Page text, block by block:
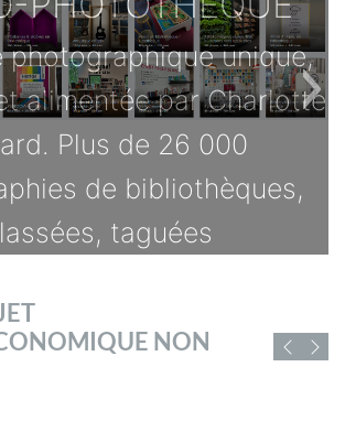
photographique unique,
alimentée par Charlotte
Plus de 26 000
de bibliothèques,
taguées
ET RAPPORTS
DE
NON